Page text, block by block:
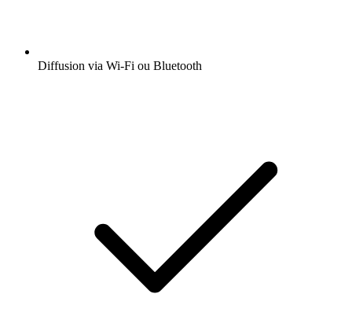
Diffusion via Wi-Fi ou Bluetooth